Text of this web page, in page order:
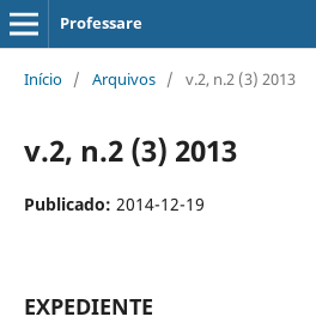
Professare
Início / Arquivos / v.2, n.2 (3) 2013
v.2, n.2 (3) 2013
Publicado: 2014-12-19
EXPEDIENTE